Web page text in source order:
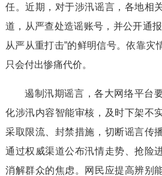
任。近期，对于涉汛谣言，各地相
道，从严查处造谣账号，并公开通
从严从重打击”的鲜明信号。依靠灾
只会付出惨痛代价。
遏制汛期谣言，各大网络平台
化涉汛内容智能审核，及时下架不
采取限流、封禁措施，切断谣言传
通过权威渠道公布汛情走势、抢险
消解群众的焦虑。网民应提高辨别